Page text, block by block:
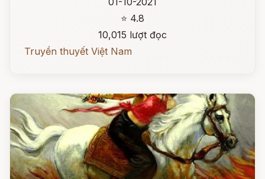
⭐ 4.8
10,015 lượt đọc
Truyền thuyết Việt Nam